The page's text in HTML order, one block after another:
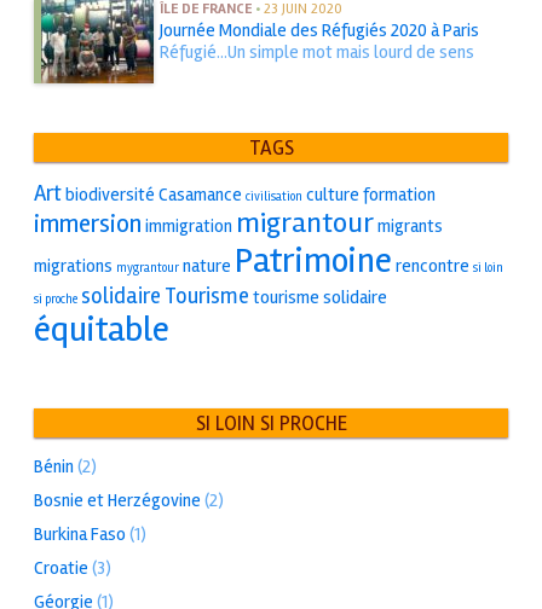
ÎLE DE FRANCE • 23 JUIN 2020
Journée Mondiale des Réfugiés 2020 à Paris
Réfugié...Un simple mot mais lourd de sens
TAGS
Artbiodiversité Casamance civilisation culture formation
immersion immigration migrantourmigrants
migrations mygrantour nature Patrimoine rencontre si loin
si proche solidaire Tourisme tourisme solidaire
équitable
SI LOIN SI PROCHE
Bénin(2)
Bosnie et Herzégovine (2)
Burkina Faso (1)
Croatie (3)
Géorgie (1)